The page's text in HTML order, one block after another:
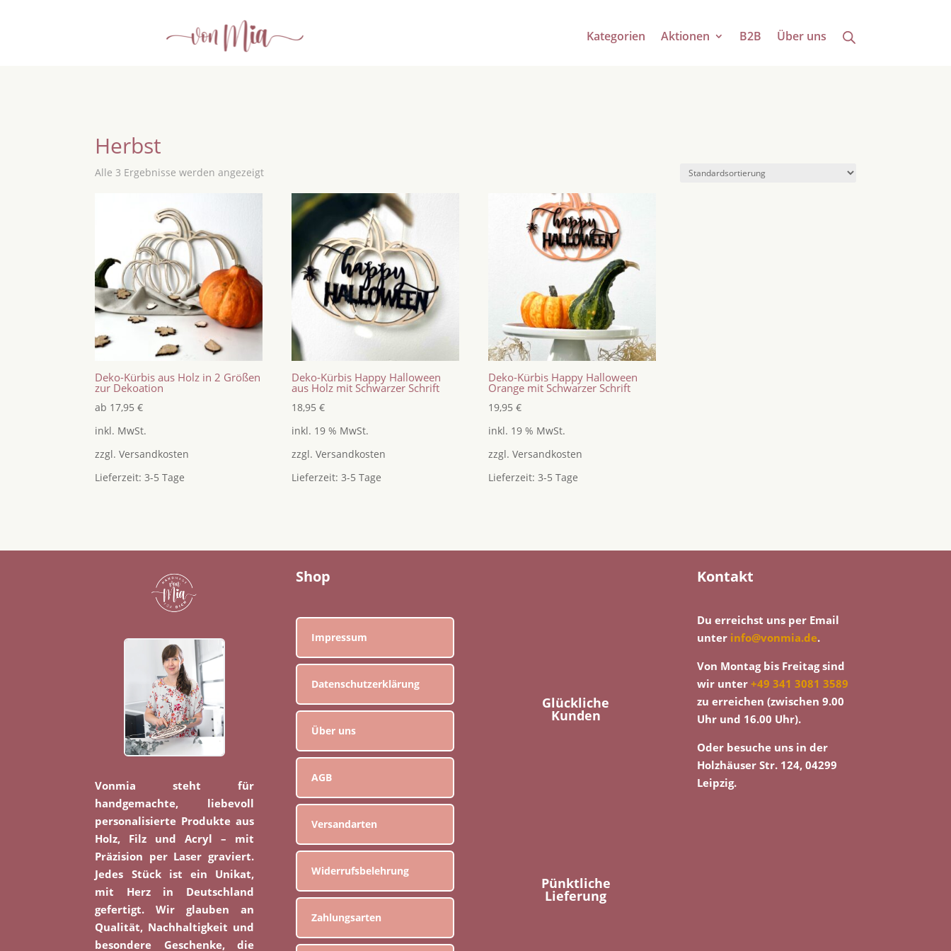
Kategorien Aktionen B2B Über uns
Herbst
Alle 3 Ergebnisse werden angezeigt
Deko-Kürbis aus Holz in 2 Größen
zur Dekoation
ab 17,95€
inkl. MwSt.
zzgl.Versandkosten
Lieferzeit:3-5 Tage
Deko-Kürbis Happy Halloween
aus Holz mit Schwarzer Schrift
18,95€
inkl. 19 % MwSt.
zzgl.Versandkosten
Lieferzeit:3-5 Tage
Deko-Kürbis Happy Halloween
Orange mit Schwarzer Schrift
19,95€
inkl. 19 % MwSt.
zzgl.Versandkosten
Lieferzeit:3-5 Tage
Vonmia steht für
handgemachte, liebevoll
personalisierte Produkte aus
Holz, Filz und Acryl – mit
Präzision per Laser graviert.
Jedes Stück ist ein Unikat,
mit Herz in Deutschland
gefertigt. Wir glauben an
Qualität, Nachhaltigkeit und
besondere Geschenke, die
Shop
Impressum
Datenschutzerklärung
Über uns
AGB
Versandarten
Widerrufsbelehrung
Zahlungsarten
Glückliche
Kunden
Pünktliche
Lieferung
Kontakt
Du erreichst uns per Email
unter info@vonmia.de.
Von Montag bis Freitag sind
wir unter+49 341 3081 3589
zu erreichen (zwischen 9.00
Uhr und 16.00 Uhr).
Oder besuche uns in der
Holzhäuser Str. 124, 04299
Leipzig.